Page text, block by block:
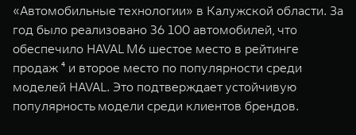
«Автомобильные технологии» в Калужской области. За
год было реализовано 36 100 автомобилей, что
обеспечило HAVAL M6 шестое место в рейтинге
продаж ⁴ и второе место по популярности среди
моделей HAVAL. Это подтверждает устойчивую
популярность модели среди клиентов брендов.